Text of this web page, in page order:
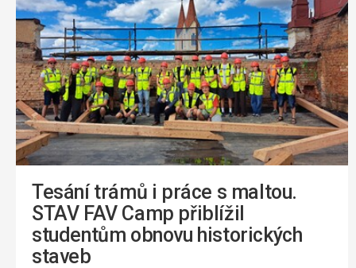
Tesání trámů i práce s maltou.
STAV FAV Camp přiblížil
studentům obnovu historických
staveb